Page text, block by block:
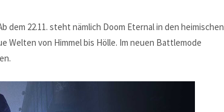
dem 22.11. steht nämlich Doom Eternal in den heimischen
Welten von Himmel bis Hölle. Im neuen Battlemode